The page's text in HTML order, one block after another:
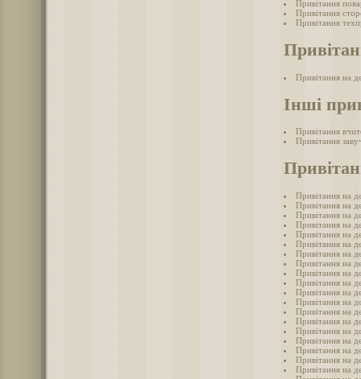
Привітання
Привітання
Привітання
Привітання на
Інші
Привітання
Привітання
Привітання на
Привітання на
Привітання на
Привітання на
Привітання на
Привітання на
Привітання на
Привітання на
Привітання на
Привітання на
Привітання на
Привітання на
Привітання на
Привітання на
Привітання на
Привітання на
Привітання на
Привітання на
Привітання на